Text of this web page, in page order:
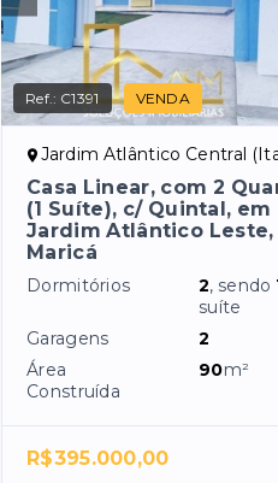
Ref.: C1391 VENDA
Jardim Atlântico Central (Itaipuaçu) -
Casa Linear, com 2
(1 Suíte), c/ Quintal, em
Jardim Atlântico Leste,
Maricá
Dormitórios 2, sendo
suíte
Garagens
2
Área
Construída
90m²
R$395.000,00